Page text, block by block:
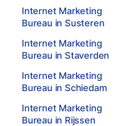
Internet Marketing
Bureau in Susteren
Internet Marketing
Bureau in Staverden
Internet Marketing
Bureau in Schiedam
Internet Marketing
Bureau in Rijssen